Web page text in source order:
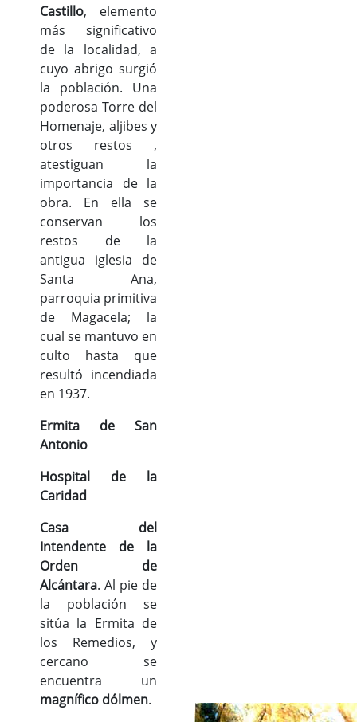
Gastronomía
Fiestas
Turismo
Población
Archivo Municipal
Corporación
Correo-e gratis
Códigos para FACe
Castillo, elemento
más significativo
de la localidad, a
cuyo abrigo surgió
la población. Una
poderosa Torre del
Homenaje, aljibes y
otros restos ,
atestiguan la
importancia de la
obra. En ella se
conservan los
restos de la
antigua iglesia de
Santa Ana,
parroquia primitiva
de Magacela; la
cual se mantuvo en
culto hasta que
resultó incendiada
en 1937.
Ermita de San
Antonio
Hospital de la
Caridad
Casa del
Intendente de la
Orden de
Alcántara. Al pie de
la población se
sitúa la Ermita de
los Remedios, y
cercano se
encuentra un
magnífico dólmen.